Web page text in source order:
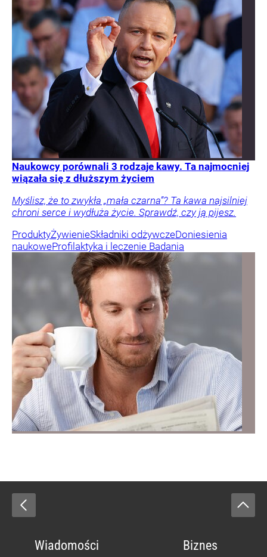
Naukowcy porównali 3 rodzaje kawy. Ta najmocniej
wiązała się z dłuższym życiem
Myślisz, że to zwykła „mała czarna”? Ta kawa najsilniej
chroni serce i wydłuża życie. Sprawdź, czy ją pijesz.
ProduktyŻywienieSkładniki odżywczeDoniesienia
naukoweProfilaktyka i leczenie Badania
Wiadomości
Biznes